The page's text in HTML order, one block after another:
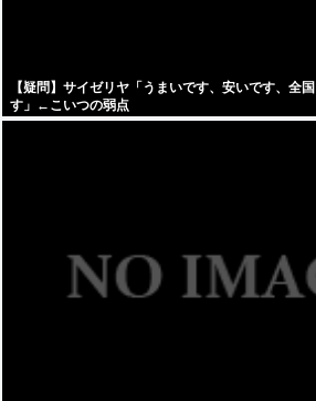
【疑問】サイゼリヤ「うまいです、安いです、全
す」←こいつの弱点